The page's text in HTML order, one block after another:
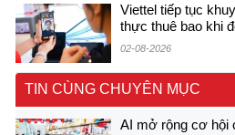
Viettel tiếp tục
thực thuê bao khi
02-08-2026
TIN CÙNG CHUYÊN MỤC
AI mở rộng cơ hội